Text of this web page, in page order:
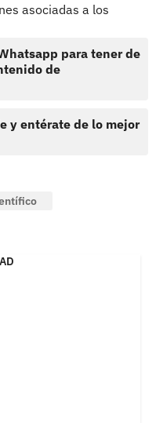
asociadas a los
para tener de
de
y entérate de lo mejor